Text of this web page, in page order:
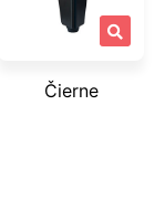
Čierne